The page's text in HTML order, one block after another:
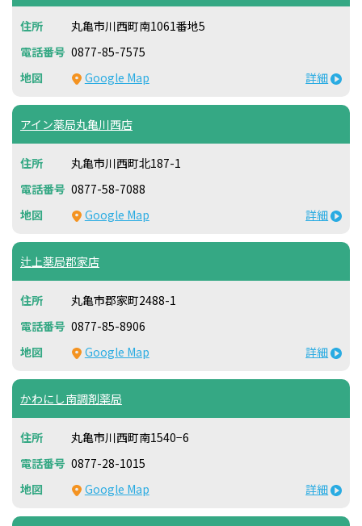
丸亀市川西町南1061番地5
0877-85-7575
Google Map
詳細
アイン薬局丸亀川西店
丸亀市川西町北187-1
0877-58-7088
Google Map
詳細
辻上薬局郡家店
丸亀市郡家町2488-1
0877-85-8906
Google Map
詳細
かわにし南調剤薬局
丸亀市川西町南1540−6
0877-28-1015
Google Map
詳細